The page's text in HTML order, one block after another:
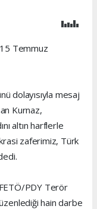
Temmuz
dolayısıyla mesaj
Kurnaz,
altın harflerle
zaferimiz, Türk
PDY Terör
hain darbe